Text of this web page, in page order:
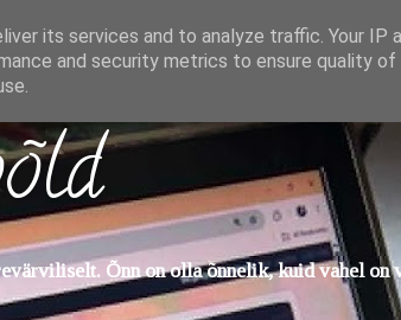
Õnn on olla õnnelik, kuid vahel on
its services and to analyze traffic. Your IP
and security metrics to ensure quality of